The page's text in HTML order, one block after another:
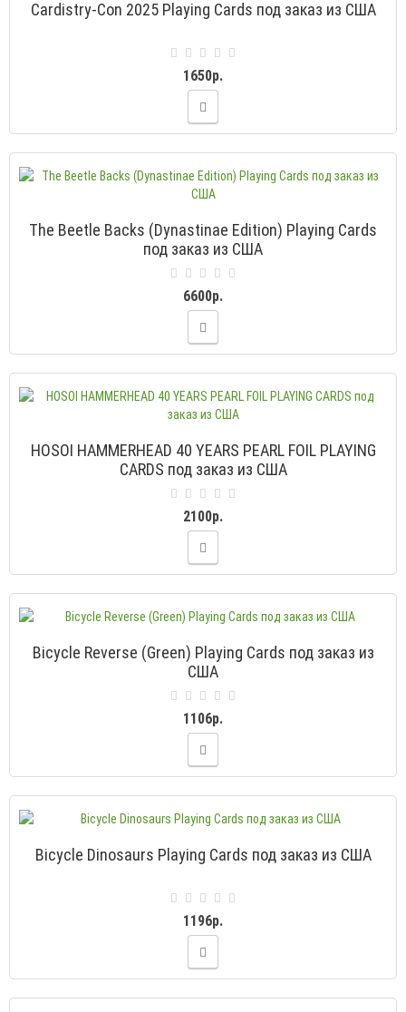
Cardistry-Con 2025 Playing Cards под заказ из США
1650р.
The Beetle Backs (Dynastinae Edition) Playing Cards
под заказ из США
6600р.
HOSOI HAMMERHEAD 40 YEARS PEARL FOIL PLAYING
CARDS под заказ из США
2100р.
Bicycle Reverse (Green) Playing Cards под заказ из
США
1106р.
Bicycle Dinosaurs Playing Cards под заказ из США
1196р.